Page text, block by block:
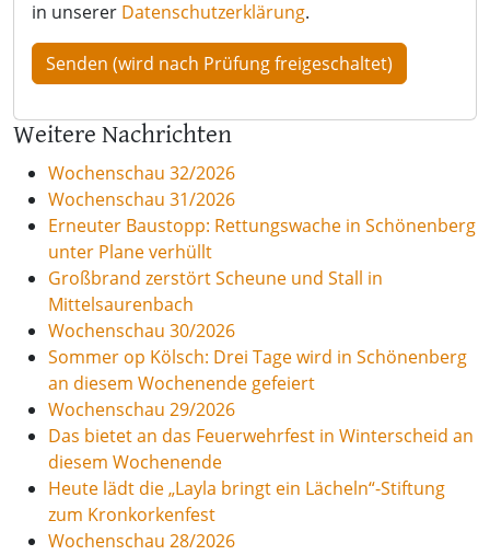
in unserer Datenschutzerklärung.
Weitere Nachrichten
Wochenschau 32/2026
Wochenschau 31/2026
Erneuter Baustopp: Rettungswache in Schönenberg
unter Plane verhüllt
Großbrand zerstört Scheune und Stall in
Mittelsaurenbach
Wochenschau 30/2026
Sommer op Kölsch: Drei Tage wird in Schönenberg
an diesem Wochenende gefeiert
Wochenschau 29/2026
Das bietet an das Feuerwehrfest in Winterscheid an
diesem Wochenende
Heute lädt die „Layla bringt ein Lächeln“-Stiftung
zum Kronkorkenfest
Wochenschau 28/2026